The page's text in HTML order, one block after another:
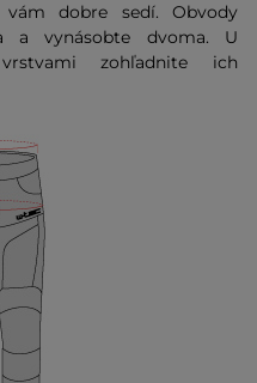
dobre sedí. Obvody
a vynásobte dvoma. U
zohľadnite ich